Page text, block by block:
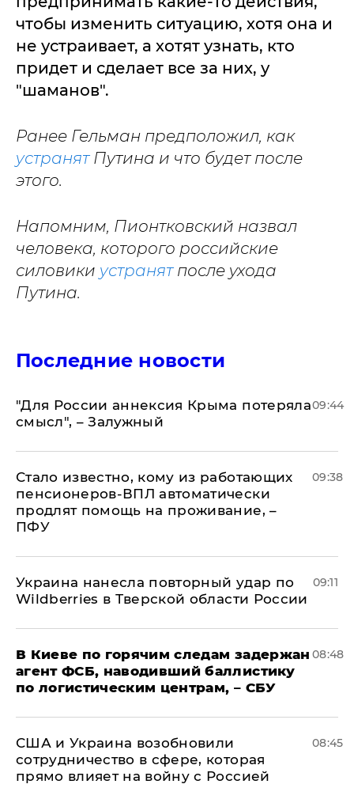
чтобы изменить ситуацию, хотя она и
не устраивает, а хотят узнать, кто
придет и сделает все за них, у
"шаманов".
Ранее Гельман предположил, как
устранятПутина и что будет после
этого.
Напомним, Пионтковский назвал
человека, которого российские
силовики устранят после ухода
Путина.
Последние новости
"Для России аннексия Крыма потеряла
смысл", – Залужный
09:44
Стало известно, кому из работающих
пенсионеров-ВПЛ автоматически
продлят помощь на проживание, –
ПФУ
09:38
Украина нанесла повторный удар по
Wildberries в Тверской области России
09:11
В Киеве по горячим следам задержан
агент ФСБ, наводивший баллистику
по логистическим центрам, – СБУ
08:48
США и Украина возобновили
сотрудничество в сфере, которая
прямо влияет на войну с Россией
08:45